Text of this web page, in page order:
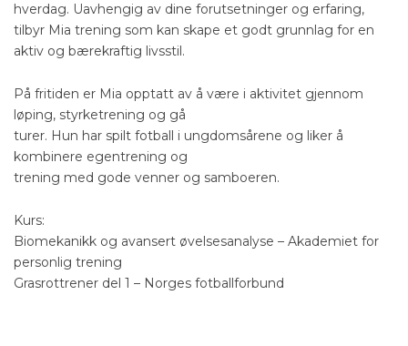
hverdag. Uavhengig av dine forutsetninger og erfaring,
tilbyr Mia trening som kan skape et godt grunnlag for en
aktiv og bærekraftig livsstil.
På fritiden er Mia opptatt av å være i aktivitet gjennom
løping, styrketrening og gå
turer. Hun har spilt fotball i ungdomsårene og liker å
kombinere egentrening og
trening med gode venner og samboeren.
Kurs:
Biomekanikk og avansert øvelsesanalyse – Akademiet for
personlig trening
Grasrottrener del 1 – Norges fotballforbund